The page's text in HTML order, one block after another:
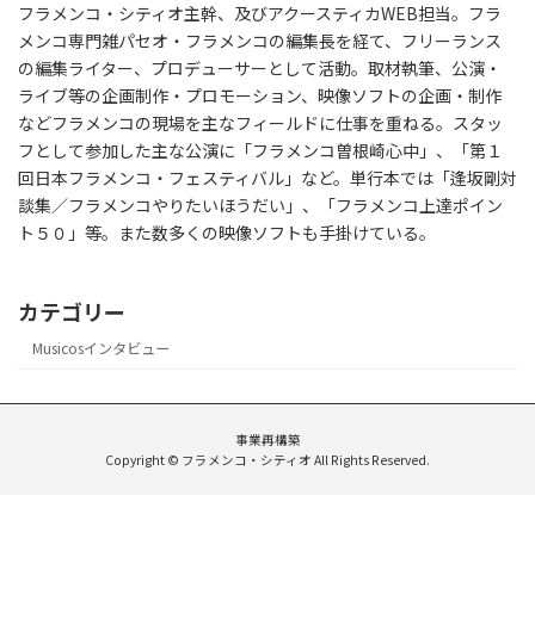
フラメンコ・シティオ主幹、及びアクースティカWEB担当。フラ
メンコ専門雑パセオ・フラメンコの編集長を経て、フリーランス
の編集ライター、プロデューサーとして活動。取材執筆、公演・
ライブ等の企画制作・プロモーション、映像ソフトの企画・制作
などフラメンコの現場を主なフィールドに仕事を重ねる。スタッ
フとして参加した主な公演に「フラメンコ曽根崎心中」、「第１
回日本フラメンコ・フェスティバル」など。単行本では「逢坂剛対
談集／フラメンコやりたいほうだい」、「フラメンコ上達ポイン
ト５０」等。また数多くの映像ソフトも手掛けている。
カテゴリー
Musicosインタビュー
事業再構築
Copyright © フラメンコ・シティオ All Rights Reserved.